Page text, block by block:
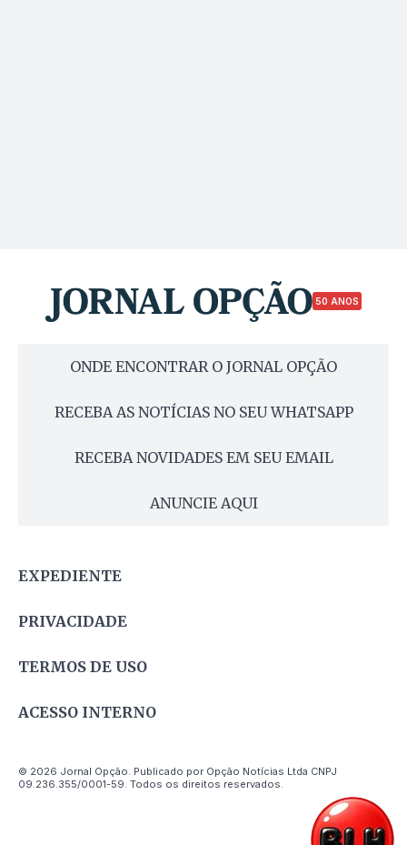
50 ANOS
ONDE ENCONTRAR O JORNAL OPÇÃO
RECEBA AS NOTÍCIAS NO SEU WHATSAPP
RECEBA NOVIDADES EM SEU EMAIL
ANUNCIE AQUI
EXPEDIENTE
PRIVACIDADE
TERMOS DE USO
ACESSO INTERNO
© 2026 Jornal Opção. Publicado por Opção Notícias Ltda CNPJ
09.236.355/0001-59. Todos os direitos reservados.